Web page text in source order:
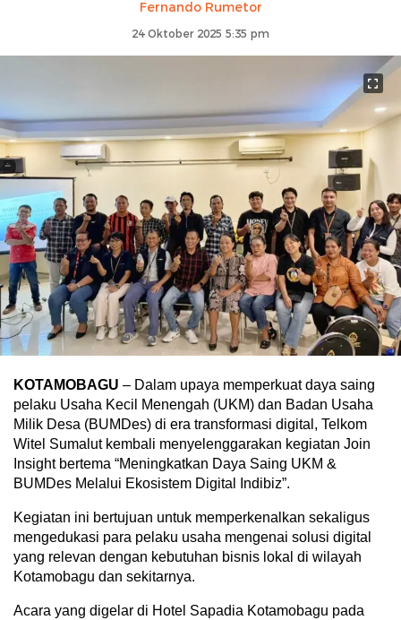
Fernando Rumetor
24 Oktober 2025 5:35 pm
KOTAMOBAGU – Dalam upaya memperkuat daya saing
pelaku Usaha Kecil Menengah (UKM) dan Badan Usaha
Milik Desa (BUMDes) di era transformasi digital, Telkom
Witel Sumalut kembali menyelenggarakan kegiatan Join
Insight bertema “Meningkatkan Daya Saing UKM &
BUMDes Melalui Ekosistem Digital Indibiz”.
Kegiatan ini bertujuan untuk memperkenalkan sekaligus
mengedukasi para pelaku usaha mengenai solusi digital
yang relevan dengan kebutuhan bisnis lokal di wilayah
Kotamobagu dan sekitarnya.
Acara yang digelar di Hotel Sapadia Kotamobagu pada